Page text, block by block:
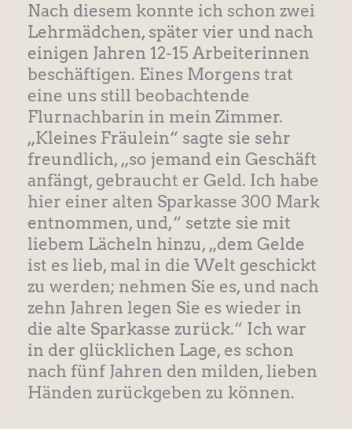
Nach diesem konnte ich schon zwei
Lehrmädchen, später vier und nach
einigen Jahren 12-15 Arbeiterinnen
beschäftigen. Eines Morgens trat
eine uns still beobachtende
Flurnachbarin in mein Zimmer.
„Kleines Fräulein“ sagte sie sehr
freundlich, „so jemand ein Geschäft
anfängt, gebraucht er Geld. Ich habe
hier einer alten Sparkasse 300 Mark
entnommen, und,“ setzte sie mit
liebem Lächeln hinzu, „dem Gelde
ist es lieb, mal in die Welt geschickt
zu werden; nehmen Sie es, und nach
zehn Jahren legen Sie es wieder in
die alte Sparkasse zurück.“ Ich war
in der glücklichen Lage, es schon
nach fünf Jahren den milden, lieben
Händen zurückgeben zu können.